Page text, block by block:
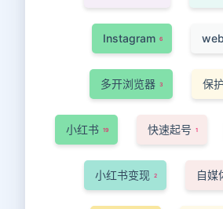
Instagram 6
多开浏览器 3 保
小红书 19 快速起号 1
小红书变现 2 自媒